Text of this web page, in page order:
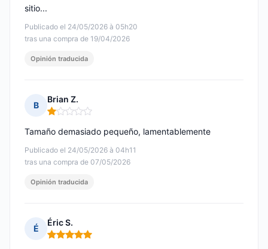
Publicado el 24/05/2026 à 05h20
tras una compra de 19/04/2026
sitio...
Opinión traducida
B
Brian Z.
Nota: 1 de 5
Publicado el 24/05/2026 à 04h11
tras una compra de 07/05/2026
Tamaño demasiado pequeño, lamentablemente
Opinión traducida
É
Éric S.
Nota: 5 de 5